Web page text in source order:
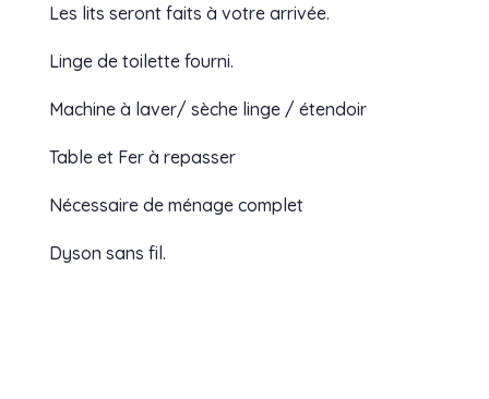
Les lits seront faits à votre arrivée.
Linge de toilette fourni.
Machine à laver/ sèche linge / étendoir
Table et Fer à repasser
Nécessaire de ménage complet
Dyson sans fil.